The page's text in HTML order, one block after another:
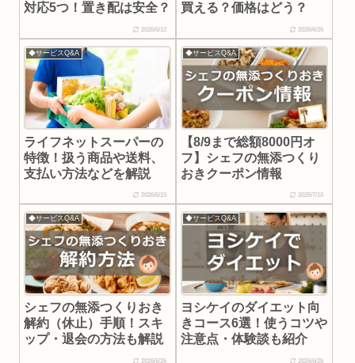
対応5つ！置き配は安全？
2026/6/12
買える？価格はどう？
2026/6/26
◆サービスQ&A
ライフネットスーパーの
特徴！扱う商品や送料、
支払い方法などを解説
2026/6/15
◆サービスQ&A
【8/9まで総額8000円オ
フ】シェフの無添つくり
おきクーポン情報
2026/7/10
◆サービスQ&A
シェフの無添つくりおき
解約（休止）手順！スキ
ップ・退会の方法も解説
2026/6/26
◆サービスQ&A
ヨシケイのダイエット向
きコース6選！使うコツや
注意点・体験談も紹介
2026/6/26